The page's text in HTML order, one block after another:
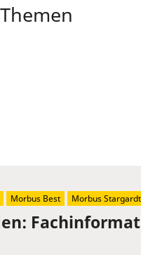
Themen
Morbus Best Morbus Stargardt